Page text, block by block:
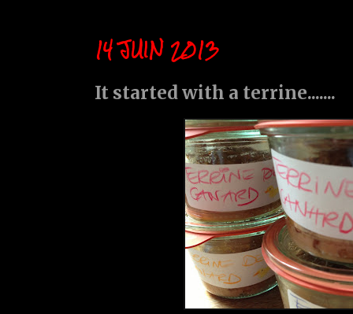
14 JUIN 2013
It started with a terrine.......